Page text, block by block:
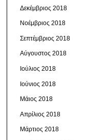
Δεκέμβριος 2018
Νοέμβριος 2018
Σεπτέμβριος 2018
Αύγουστος 2018
Ιούλιος 2018
Ιούνιος 2018
Μάιος 2018
Απρίλιος 2018
Μάρτιος 2018